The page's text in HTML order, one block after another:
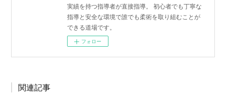
実績を持つ指導者が直接指導。 初心者でも丁寧な
指導と安全な環境で誰でも柔術を取り組むことが
できる道場です。
フォロー
関連記事